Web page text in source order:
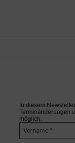
In diesem
Terminänderungen
möglich.